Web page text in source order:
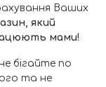
Ваших
який
мами!
бігайте по
та не